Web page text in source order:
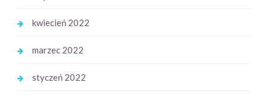
kwiecień 2022
marzec 2022
styczeń 2022